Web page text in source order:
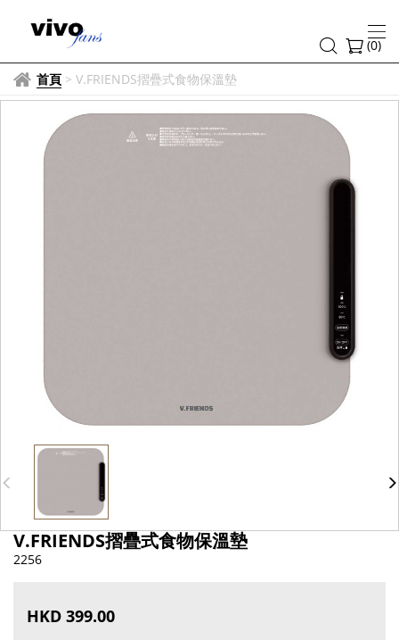
(0)
首頁 > V.FRIENDS摺疊式食物保溫墊
V.FRIENDS摺疊式食物保溫墊
2256
HKD 399.00